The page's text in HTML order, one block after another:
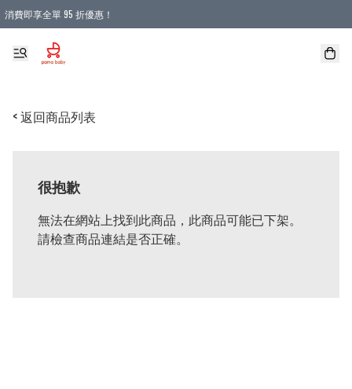
消費即享全單 95 折優惠！
購物滿 HKD 900.00即享免運費優惠！（適用於 本地送貨、本地取貨 )
< 返回商品列表
很抱歉
無法在網站上找到此商品，此商品可能已下架。
請檢查商品連結是否正確。